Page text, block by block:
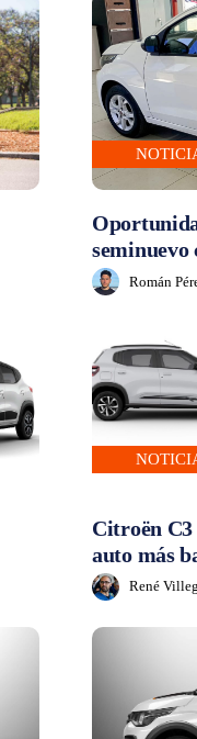
seminuevo
Román
Citroën
auto más
René